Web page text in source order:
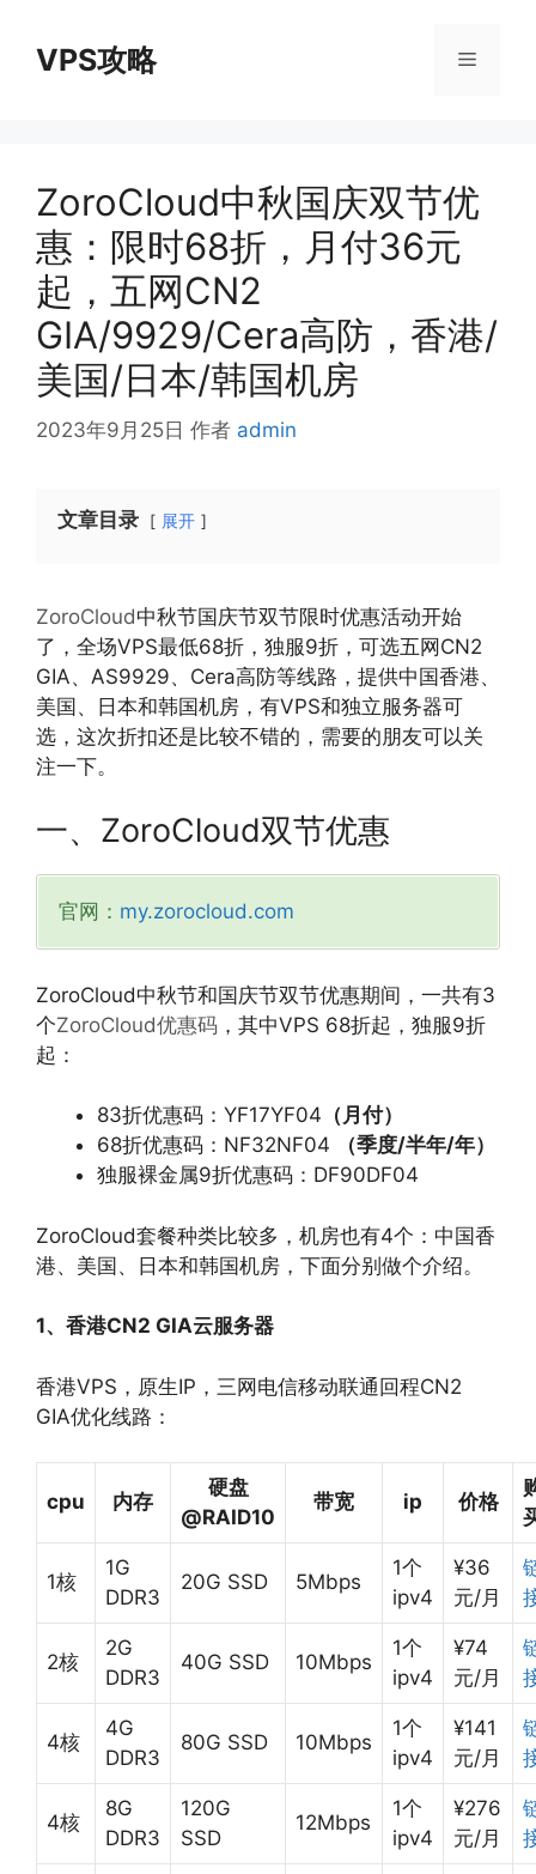
VPS攻略 菜
ZoroCloud中秋国庆双节优
惠：限时68折，月付36元
起，五网CN2
GIA/9929/Cera高防，香港/
美国/日本/韩国机房
2023年9月25日 作者 admin
文章目录 展开
ZoroCloud中秋节国庆节双节限时优惠活动开始
了，全场VPS最低68折，独服9折，可选五网CN2
GIA、AS9929、Cera高防等线路，提供中国香港、
美国、日本和韩国机房，有VPS和独立服务器可
选，这次折扣还是比较不错的，需要的朋友可以关
注一下。
一、ZoroCloud双节优惠
官网： my.zorocloud.com
ZoroCloud中秋节和国庆节双节优惠期间，一共有3
个ZoroCloud优惠码 ，其中VPS 68折起，独服9折
起：
83折优惠码：YF17YF04 （月付）
68折优惠码：NF32NF04
（季度/半年/年）
独服裸金属9折优惠码：DF90DF04
ZoroCloud套餐种类比较多，机房也有4个：中国香
港、美国、日本和韩国机房，下面分别做个介绍。
1、香港CN2 GIA云服务器
香港VPS，原生IP，三网电信移动联通回程CN2
GIA优化线路：
cpu 内存
硬盘
@RAID10
带宽 ip 价格
1核
1G
DDR3
20G SSD 5Mbps
1个
ipv4
¥36
元/月
2核
2G
DDR3
40G SSD 10Mbps
1个
ipv4
¥74
元/月
4核
4G
DDR3
80G SSD 10Mbps
1个
ipv4
¥141
元/月
4核
8G
DDR3
120G
SSD
12Mbps
1个
ipv4
¥276
元/月